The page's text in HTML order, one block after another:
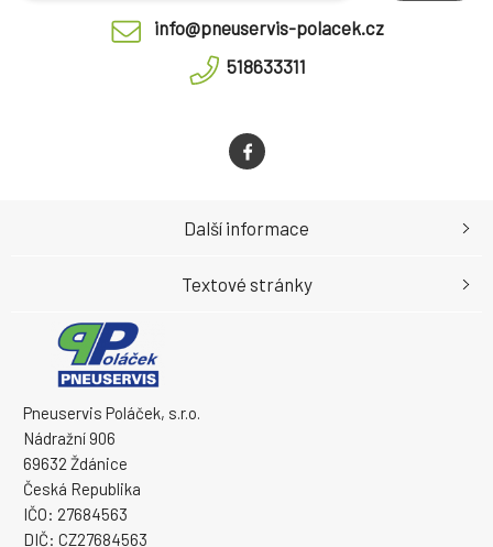
info@pneuservis-polacek.cz
518633311
Pneuservis Poláček, s.r.o.
Nádražní 906
69632 Ždánice
Česká Republika
IČO: 27684563
DIČ: CZ27684563
Další informace
Textové stránky